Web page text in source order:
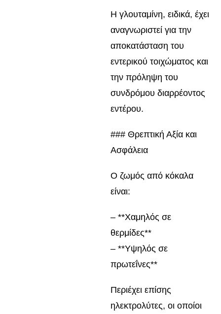
Η γλουταμίνη, ειδικά, έχει
αναγνωριστεί για την
αποκατάσταση του
εντερικού τοιχώματος και
την πρόληψη του
συνδρόμου διαρρέοντος
εντέρου.
### Θρεπτική Αξία και
Ασφάλεια
Ο ζωμός από κόκαλα
είναι:
– **Χαμηλός σε
θερμίδες**
– **Υψηλός σε
πρωτεΐνες**
Περιέχει επίσης
ηλεκτρολύτες, οι οποίοι